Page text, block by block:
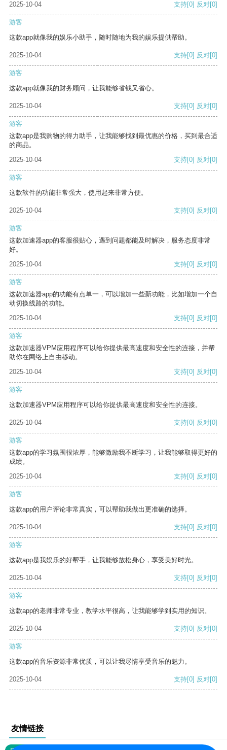
2025-10-04 支持[0] 反对[0]
游客
这款app就像我的娱乐小助手，随时随地为我的娱乐提供帮助。
2025-10-04 支持[0] 反对[0]
游客
这款app就像我的财务顾问，让我能够省钱又省心。
2025-10-04 支持[0] 反对[0]
游客
这款app是我购物的得力助手，让我能够找到最优惠的价格，买到最合适
的商品。
2025-10-04
支持[0] 反对[0]
游客
这款软件的功能非常强大，使用起来非常方便。
2025-10-04 支持[0] 反对[0]
游客
这款加速器app的客服很贴心，遇到问题都能及时解决，服务态度非常
好。
2025-10-04
支持[0] 反对[0]
游客
这款加速器app的功能有点单一，可以增加一些新功能，比如增加一个自
动切换线路的功能。
2025-10-04
支持[0] 反对[0]
游客
这款加速器VPM应用程序可以给你提供最高速度和安全性的连接，并帮
助你在网络上自由移动。
2025-10-04
支持[0] 反对[0]
游客
这款加速器VPM应用程序可以给你提供最高速度和安全性的连接。
2025-10-04 支持[0] 反对[0]
游客
这款app的学习氛围很浓厚，能够激励我不断学习，让我能够取得更好的
成绩。
2025-10-04
支持[0] 反对[0]
游客
这款app的用户评论非常真实，可以帮助我做出更准确的选择。
2025-10-04 支持[0] 反对[0]
游客
这款app是我娱乐的好帮手，让我能够放松身心，享受美好时光。
2025-10-04 支持[0] 反对[0]
游客
这款app的老师非常专业，教学水平很高，让我能够学到实用的知识。
2025-10-04 支持[0] 反对[0]
游客
这款app的音乐资源非常优质，可以让我尽情享受音乐的魅力。
2025-10-04 支持[0] 反对[0]
友情链接